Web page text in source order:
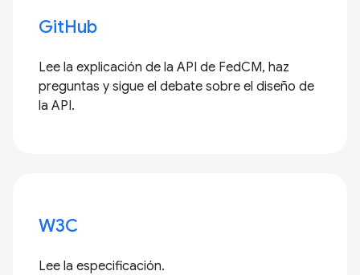
GitHub
Lee la explicación de la API de FedCM, haz
preguntas y sigue el debate sobre el diseño de
la API.
W3C
Lee la especificación.